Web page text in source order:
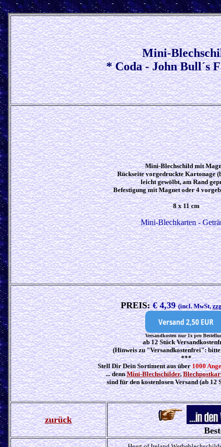
Mini-
* Coda - John Bull´s
Mini-Blechschild mit
Rückseite vorgedruckte Kartonage
leicht gewölbt, am Rand
Befestigung mit Magnet oder 4
8 x 11 cm
Mini-Blechkarten -
PREIS:€ 4,39(incl. MwSt,
Versandkosten nur 1x pro
ab 12 Stück
(Hinweis zu "Versandkostenfrei":
***
Stell Dir Dein Sortiment aus über1000
... dennMini-Blechschilder,
sind für den kostenlosen Versand (ab 12
zurück